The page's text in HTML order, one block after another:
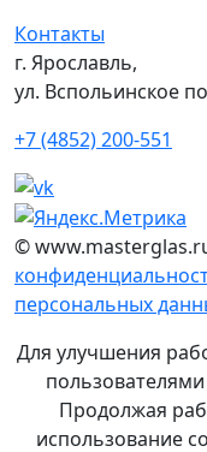
Контакты
г. Ярославль,
ул. Вспольинское
+7 (4852) 200-551
©
персональных
Для улучшения
Продолжая
использование